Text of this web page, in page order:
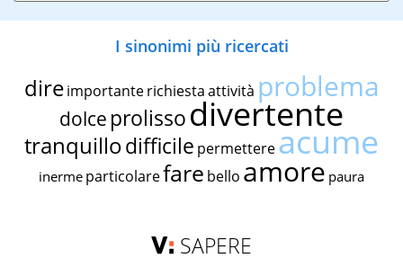
I sinonimi più ricercati
dire importante richiestaattività problema
dolce prolissodivertente
tranquillodifficile permettereacume
inerme particolarefare bello amore paura
SAPERE